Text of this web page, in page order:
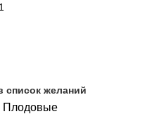
список желаний
Плодовые